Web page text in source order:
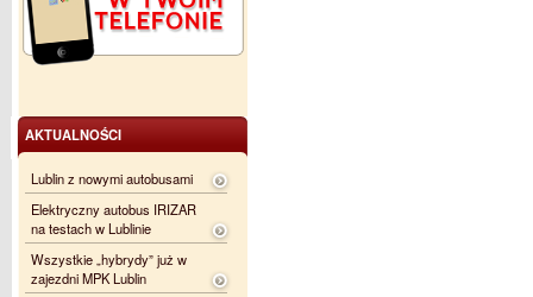
AKTUALNOŚCI
Lublin z nowymi autobusami
Elektryczny autobus IRIZAR
na testach w Lublinie
Wszystkie „hybrydy” już w
zajezdni MPK Lublin